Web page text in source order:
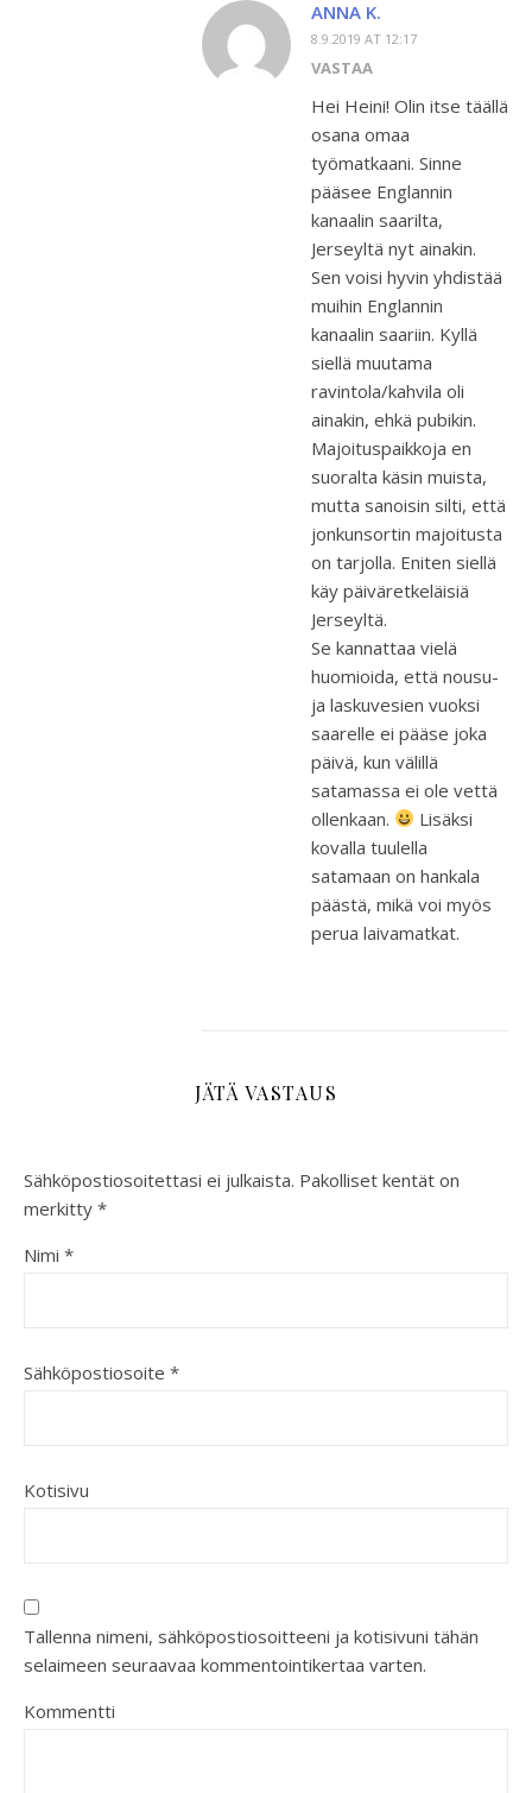
ANNA K.
8.9.2019 AT 12:17
VASTAA
Hei Heini! Olin itse täällä
osana omaa
työmatkaani. Sinne
pääsee Englannin
kanaalin saarilta,
Jerseyltä nyt ainakin.
Sen voisi hyvin yhdistää
muihin Englannin
kanaalin saariin. Kyllä
siellä muutama
ravintola/kahvila oli
ainakin, ehkä pubikin.
Majoituspaikkoja en
suoralta käsin muista,
mutta sanoisin silti, että
jonkunsortin majoitusta
on tarjolla. Eniten siellä
käy päiväretkeläisiä
Jerseyltä.
Se kannattaa vielä
huomioida, että nousu-
ja laskuvesien vuoksi
saarelle ei pääse joka
päivä, kun välillä
satamassa ei ole vettä
ollenkaan.
Lisäksi
kovalla tuulella
satamaan on hankala
päästä, mikä voi myös
perua laivamatkat.
JÄTÄ VASTAUS
Sähköpostiosoitettasi ei julkaista. Pakolliset kentät on
merkitty *
Nimi *
Sähköpostiosoite *
Kotisivu
Tallenna nimeni, sähköpostiosoitteeni ja kotisivuni tähän
selaimeen seuraavaa kommentointikertaa varten.
Kommentti